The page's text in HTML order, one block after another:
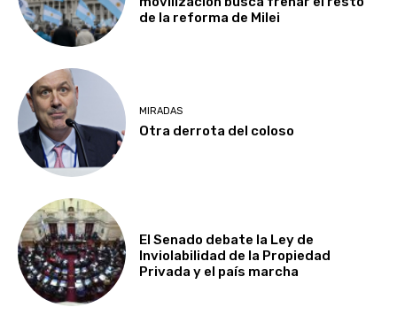
de la reforma de Milei
MIRADAS
Otra derrota del coloso
El Senado debate la Ley de
Inviolabilidad de la Propiedad
Privada y el país marcha